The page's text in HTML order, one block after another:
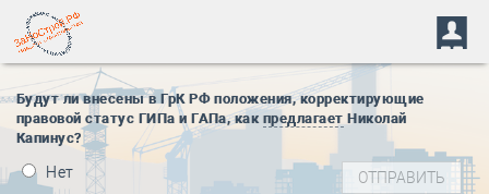
Будут ли внесены в ГрК РФ положения, корректирующие
правовой статус ГИПа и ГАПа, как предлагает Николай
Капинус?
Нет